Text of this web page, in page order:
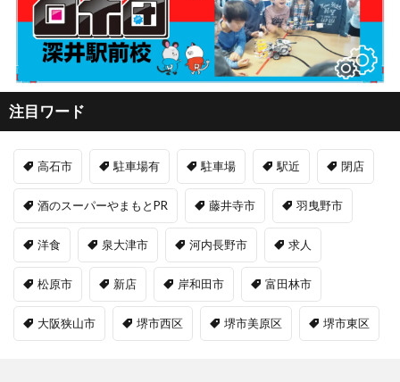
注目ワード
高石市 駐車場有 駐車場 駅近 閉店
酒のスーパーやまもとPR 藤井寺市 羽曳野市
洋食 泉大津市 河内長野市 求人
松原市 新店 岸和田市 富田林市
大阪狭山市 堺市西区 堺市美原区 堺市東区